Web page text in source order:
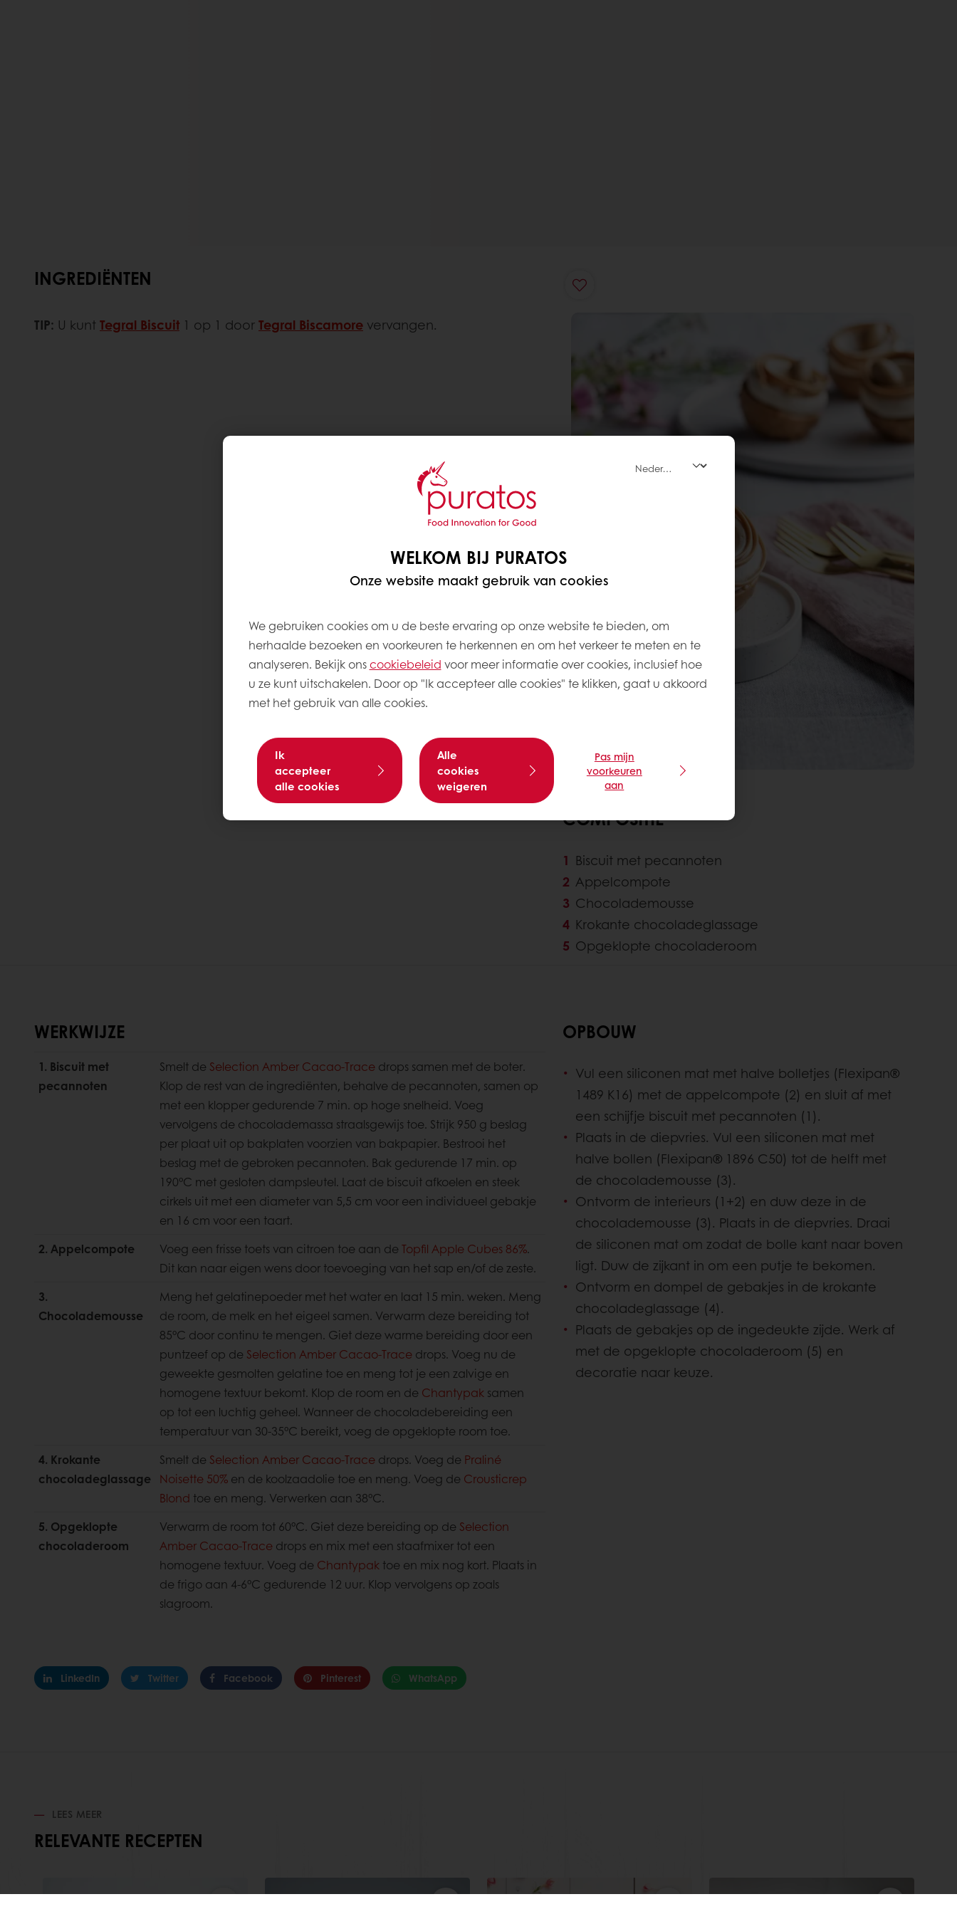
INGREDIËNTEN
TIP: U kuntTegral Biscuit 1 op 1 doorTegral Biscamore vervangen.
COMPOSITIE
Biscuit met pecannoten
Appelcompote
Chocolademousse
Krokante chocoladeglassage
Opgeklopte chocoladeroom
WERKWIJZE
1. Biscuit met
pecannoten
Smelt de Selection Amber Cacao-Trace drops samen met de boter.
Klop de rest van de ingrediënten, behalve de pecannoten, samen op
met een klopper gedurende 7 min. op hoge snelheid. Voeg
vervolgens de chocolademassa straalsgewijs toe. Strijk 950 g beslag
per plaat uit op bakplaten voorzien van bakpapier. Bestrooi het
beslag met de gebroken pecannoten. Bak gedurende 17 min. op
190°C met gesloten dampsleutel. Laat de biscuit afkoelen en steek
cirkels uit met een diameter van 5,5 cm voor een individueel gebakje
en 16 cm voor een taart.
2. Appelcompote
Voeg een frisse toets van citroen toe aan de Topfil Apple Cubes 86%.
Dit kan naar eigen wens door toevoeging van het sap en/of de zeste.
3.
Chocolademousse
Meng het gelatinepoeder met het water en laat 15 min. weken. Meng
de room, de melk en het eigeel samen. Verwarm deze bereiding tot
85°C door continu te mengen. Giet deze warme bereiding door een
puntzeef op de Selection Amber Cacao-Trace drops. Voeg nu de
geweekte gesmolten gelatine toe en meng tot je een zalvige en
homogene textuur bekomt. Klop de room en de Chantypak samen
op tot een luchtig geheel. Wanneer de chocoladebereiding een
temperatuur van 30-35°C bereikt, voeg de opgeklopte room toe.
4. Krokante
chocoladeglassage
Smelt de Selection Amber Cacao-Trace drops. Voeg de Praliné
Noisette 50% en de koolzaadolie toe en meng. Voeg de Crousticrep
Blond toe en meng. Verwerken aan 38°C.
5. Opgeklopte
chocoladeroom
Verwarm de room tot 60°C. Giet deze bereiding op de Selection
Amber Cacao-Trace drops en mix met een staafmixer tot een
homogene textuur. Voeg de Chantypak toe en mix nog kort. Plaats in
de frigo aan 4-6°C gedurende 12 uur. Klop vervolgens op zoals
slagroom.
LinkedIn Twitter Facebook Pinterest WhatsApp
OPBOUW
Vul een siliconen mat met halve bolletjes (Flexipan®
1489 K16) met de appelcompote (2) en sluit af met
een schijfje biscuit met pecannoten (1).
Plaats in de diepvries. Vul een siliconen mat met
halve bollen (Flexipan® 1896 C50) tot de helft met
de chocolademousse (3).
Ontvorm de interieurs (1+2) en duw deze in de
chocolademousse (3). Plaats in de diepvries. Draai
de siliconen mat om zodat de bolle kant naar boven
ligt. Duw de zijkant in om een putje te bekomen.
Ontvorm en dompel de gebakjes in de krokante
chocoladeglassage (4).
Plaats de gebakjes op de ingedeukte zijde. Werk af
met de opgeklopte chocoladeroom (5) en
decoratie naar keuze.
LEES MEER
RELEVANTE RECEPTEN
WELKOM BIJ PURATOS
Onze website maakt gebruik van cookies
We gebruiken cookies om u de beste ervaring op onze website te bieden, om
herhaalde bezoeken en voorkeuren te herkennen en om het verkeer te meten en te
analyseren. Bekijk ons ​​cookiebeleid voor meer informatie over cookies, inclusief hoe
u ze kunt uitschakelen. Door op "Ik accepteer alle cookies" te klikken, gaat u akkoord
met het gebruik van alle cookies.
Ik
accepteer
alle cookies
Alle
cookies
weigeren
Pas mijn
voorkeuren
aan